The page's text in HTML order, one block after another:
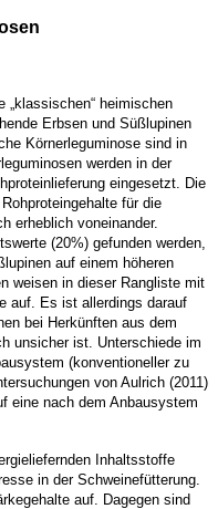
„klassischen“ heimischen
Erbsen und Süßlupinen
Körnerleguminose sind in
werden in der
eingesetzt. Die
für die
erheblich voneinander.
(20%) gefunden werden,
auf einem höheren
weisen in dieser Rangliste mit
auf. Es ist allerdings darauf
bei Herkünften aus dem
unsicher ist. Unterschiede im
(konventioneller zu
von Aulrich (2011)
eine nach dem Anbausystem
Inhaltsstoffe
in der Schweinefütterung.
auf. Dagegen sind